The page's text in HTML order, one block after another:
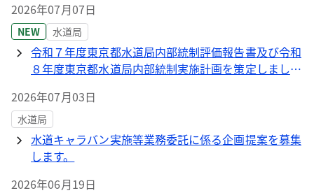
2026年07月07日
NEW 水道局
令和７年度東京都水道局内部統制評価報告書及び令和
８年度東京都水道局内部統制実施計画を策定しまし
2026年07月03日
水道局
水道キャラバン実施等業務委託に係る企画提案を募集
します。
2026年06月19日